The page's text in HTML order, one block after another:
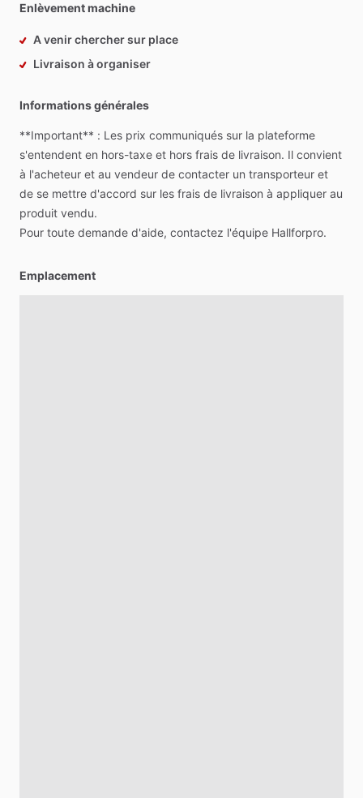
Enlèvement machine
A venir chercher sur place
Livraison à organiser
Informations générales
**Important** : Les prix communiqués sur la plateforme
s'entendent en hors-taxe et hors frais de livraison. Il convient
à l'acheteur et au vendeur de contacter un transporteur et
de se mettre d'accord sur les frais de livraison à appliquer au
produit vendu.
Pour toute demande d'aide, contactez l'équipe Hallforpro.
Emplacement